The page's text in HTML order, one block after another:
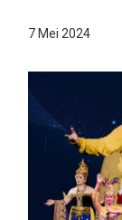
7 Mei 2024